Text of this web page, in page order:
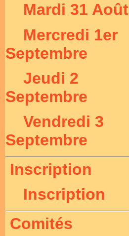
Mardi 31 Août
Mercredi 1er
Septembre
Jeudi 2
Septembre
Vendredi 3
Septembre
Inscription
Inscription
Comités